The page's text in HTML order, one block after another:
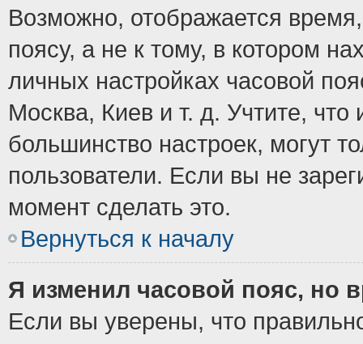
Возможно, отображается
поясу, а не к тому, в котором
личных настройках часовой
Москва, Киев и т. д. Учтите, что
большинство настроек, могут
пользователи. Если вы не
момент сделать это.
Вернуться к началу
Я изменил часовой пояс, но
Если вы уверены, что